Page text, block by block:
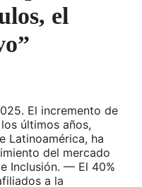
el
El incremento de
últimos años,
Latinoamérica, ha
del mercado
Inclusión. — El 40%
a la